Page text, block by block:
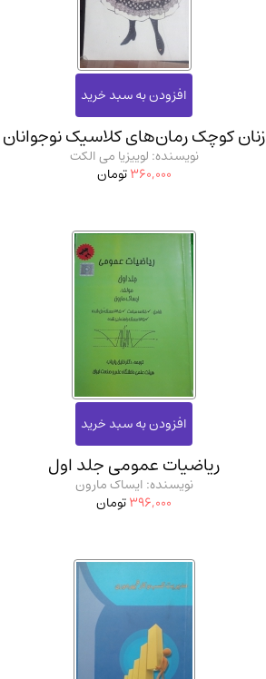
آموزشی و کنکوری
زنان کوچک رمان‌های کلاسیک نوجوانان
نویسنده: لوییزیا می الکت
360,000تومان
ریاضیات عمومی جلد اول
نویسنده: ایساک مارون
396,000تومان